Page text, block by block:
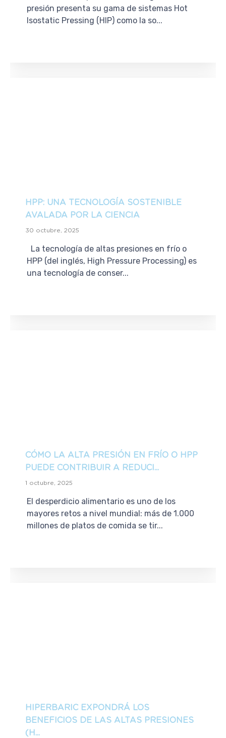
presión presenta su gama de sistemas Hot
Isostatic Pressing (HIP) como la so...
HPP: UNA TECNOLOGÍA SOSTENIBLE
AVALADA POR LA CIENCIA
30 octubre, 2025
La tecnología de altas presiones en frío o
HPP (del inglés, High Pressure Processing) es
una tecnología de conser...
CÓMO LA ALTA PRESIÓN EN FRÍO O HPP
PUEDE CONTRIBUIR A REDUCI...
1 octubre, 2025
El desperdicio alimentario es uno de los
mayores retos a nivel mundial: más de 1.000
millones de platos de comida se tir...
HIPERBARIC EXPONDRÁ LOS
BENEFICIOS DE LAS ALTAS PRESIONES
(H...